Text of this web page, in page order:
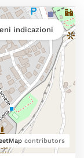
contributors
indicazioni